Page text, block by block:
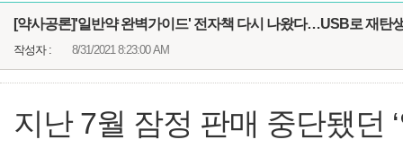
[약사공론]'일반약 완벽가이드' 전자책 다시 나왔다…USB로 재탄
작성자 : 8/31/2021 8:23:00 AM
지난 7월 잠정 판매 중단됐던